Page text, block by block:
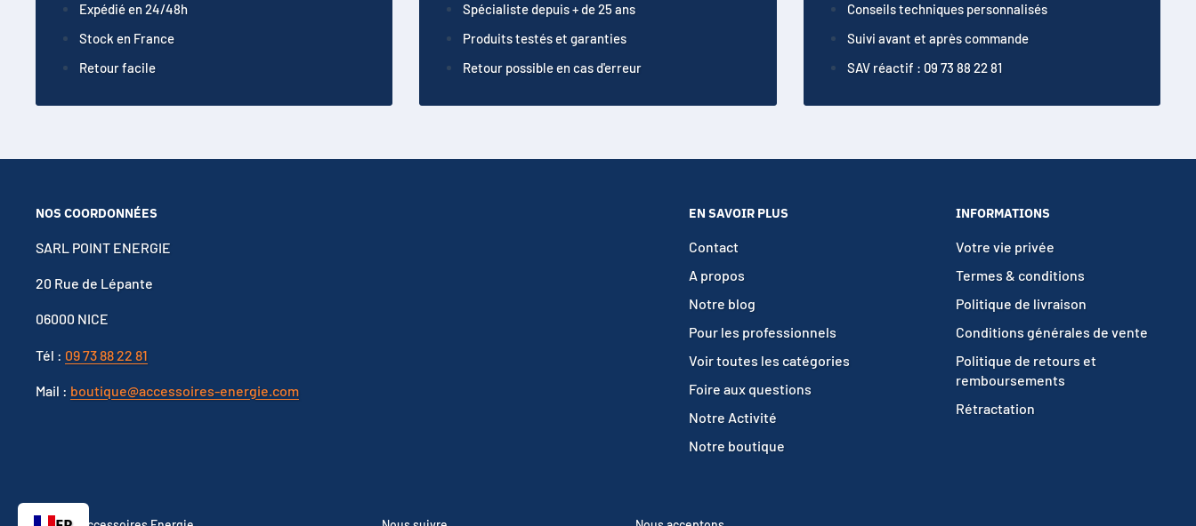
Expédié en 24/48h
Stock en France
Retour facile
Spécialiste depuis + de 25 ans
Produits testés et garanties
Retour possible en cas d'erreur
Conseils techniques personnalisés
Suivi avant et après commande
SAV réactif : 09 73 88 22 81
NOS COORDONNÉES
SARL POINT ENERGIE
20 Rue de Lépante
06000 NICE
Tél : 09 73 88 22 81
Mail : boutique@accessoires-energie.com
EN SAVOIR PLUS
Contact
A propos
Notre blog
Pour les professionnels
Voir toutes les catégories
Foire aux questions
Notre Activité
Notre boutique
INFORMATIONS
Votre vie privée
Termes & conditions
Politique de livraison
Conditions générales de vente
Politique de retours et
remboursements
Rétractation